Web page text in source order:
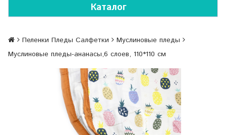
Каталог
Пеленки Пледы Салфетки
Муслиновые пледы
Муслиновые пледы-ананасы,6 слоев, 110*110 см